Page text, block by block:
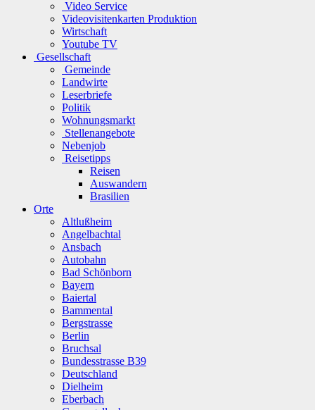
Video Service
Videovisitenkarten Produktion
Wirtschaft
Youtube TV
Gesellschaft
Gemeinde
Landwirte
Leserbriefe
Politik
Wohnungsmarkt
Stellenangebote
Nebenjob
Reisetipps
Reisen
Auswandern
Brasilien
Orte
Altlußheim
Angelbachtal
Ansbach
Autobahn
Bad Schönborn
Bayern
Baiertal
Bammental
Bergstrasse
Berlin
Bruchsal
Bundesstrasse B39
Deutschland
Dielheim
Eberbach